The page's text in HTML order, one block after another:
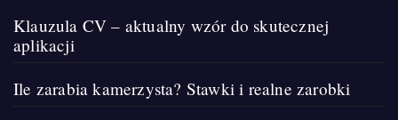
Klauzula CV – aktualny wzór do skutecznej
aplikacji
Ile zarabia kamerzysta? Stawki i realne zarobki